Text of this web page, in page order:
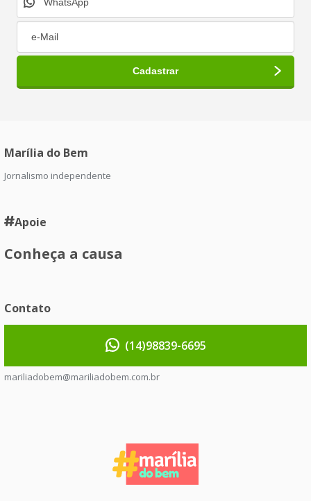
Marília do Bem
Jornalismo independente
Apoie
Conheça a causa
Contato
(14)98839-6695
mariliadobem@mariliadobem.com.br